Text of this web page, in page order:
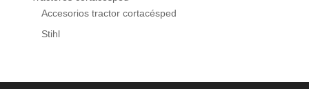
Accesorios tractor cortacésped
Stihl